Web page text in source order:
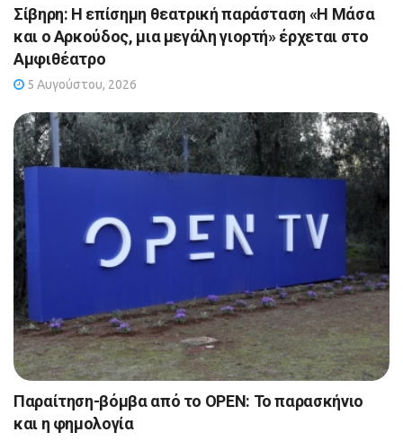
Σίβηρη: Η επίσημη θεατρική παράσταση «Η Μάσα
και ο Αρκούδος, μια μεγάλη γιορτή» έρχεται στο
Αμφιθέατρο
5 Αυγούστου, 2026
Παραίτηση-βόμβα από το OPEN: Το παρασκήνιο
και η φημολογία